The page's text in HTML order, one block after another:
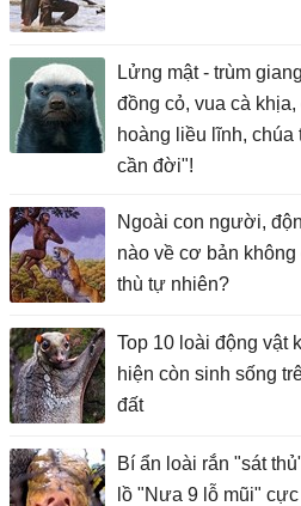
Lửng mật - trùm
đồng cỏ, vua cà khịa,
hoàng liều lĩnh, chúa
cần đời"!
Ngoài con người,
nào về cơ bản không
thù tự nhiên?
Top 10 loài động vật
hiện còn sinh sống
đất
Bí ẩn loài rắn "sát
lồ "Nưa 9 lỗ mũi"